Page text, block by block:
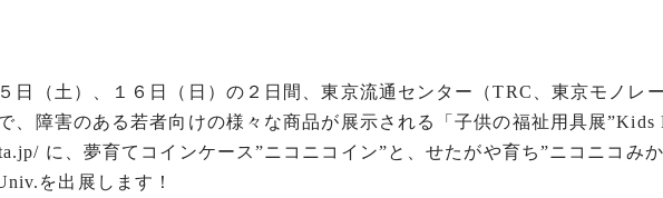
日（土）、１６日（日）の２日間、東京流通センター（TRC、東京モノレ
、障害のある若者向けの様々な商品が展示される「子供の福祉用具展”Kids
に、夢育てコインケース”ニコニコイン”と、せたがや育ち”ニコニコみ
を出展します！